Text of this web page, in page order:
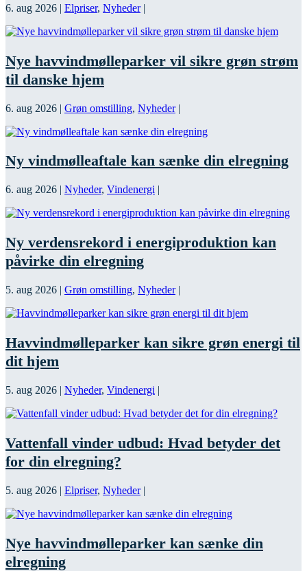
6. aug 2026 | Elpriser, Nyheder|
Nye havvindmølleparker vil sikre grøn strøm
til danske hjem
6. aug 2026 | Grøn omstilling, Nyheder|
Ny vindmølleaftale kan sænke din elregning
6. aug 2026 | Nyheder, Vindenergi |
Ny verdensrekord i energiproduktion kan
påvirke din elregning
5. aug 2026 | Grøn omstilling, Nyheder|
Havvindmølleparker kan sikre grøn energi til
dit hjem
5. aug 2026 | Nyheder, Vindenergi |
Vattenfall vinder udbud: Hvad betyder det
for din elregning?
5. aug 2026 | Elpriser, Nyheder|
Nye havvindmølleparker kan sænke din
elregning